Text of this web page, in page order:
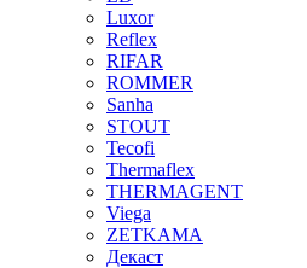
Luxor
Reflex
RIFAR
ROMMER
Sanha
STOUT
Tecofi
Thermaflex
THERMAGENT
Viega
ZETKAMA
Декаст